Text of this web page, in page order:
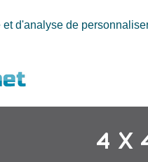
d'analyse de
4 X